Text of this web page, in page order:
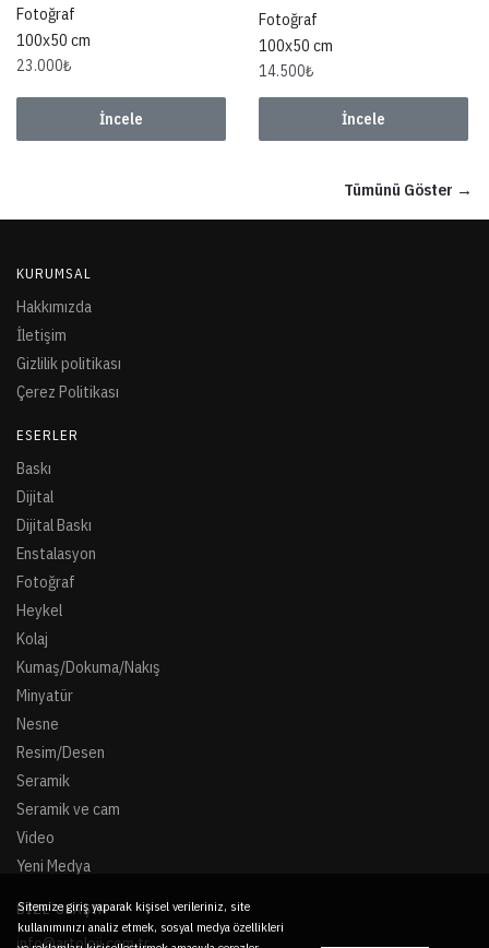
Fotoğraf
100x50 cm
23.000₺
İncele
Fotoğraf
100x50 cm
14.500₺
İncele
Tümünü Göster →
KURUMSAL
Hakkımızda
İletişim
Gizlilik politikası
Çerez Politikası
ESERLER
Baskı
Dijital
Dijital Baskı
Enstalasyon
Fotoğraf
Heykel
Kolaj
Kumaş/Dokuma/Nakış
Minyatür
Nesne
Resim/Desen
Seramik
Seramik ve cam
Video
Yeni Medya
BIZE ULAŞIN
info@artoloji.com.tr
Sitemize giriş yaparak kişisel verileriniz, site
kullanımınızı analiz etmek, sosyal medya özellikleri